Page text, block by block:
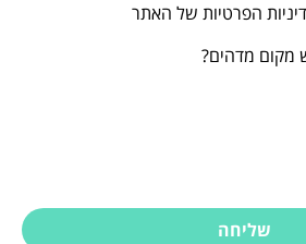
הפרטיות של האתר
מקום מדהים?
שליחה